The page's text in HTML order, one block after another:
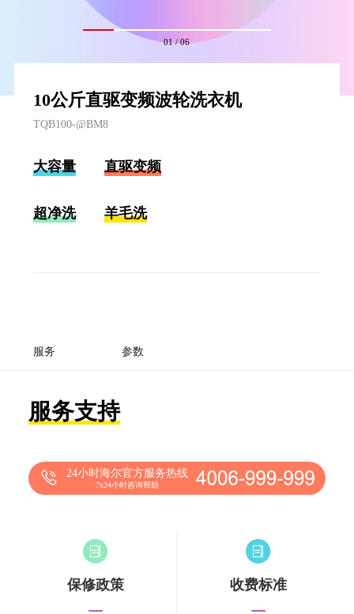
01/06
10公斤直驱变频波轮洗衣机
TQB100-@BM8
大容量 直驱变频
超净洗 羊毛洗
服务 参数
服务支持
24小时海尔官方服务热线
7x24小时咨询帮助
保修政策 收费标准